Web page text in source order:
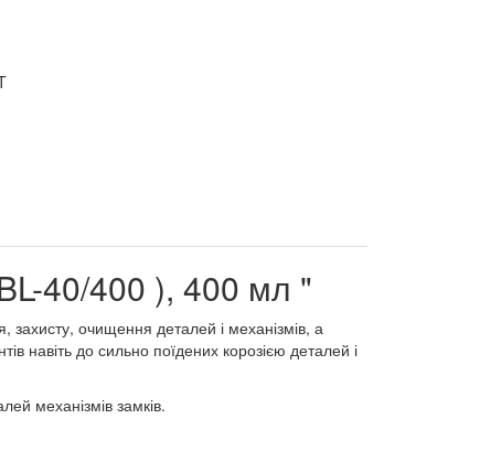
40/400 ), 400 мл "
захисту, очищення деталей і механізмів, а
навіть до сильно поїдених корозією деталей і
механізмів замків.